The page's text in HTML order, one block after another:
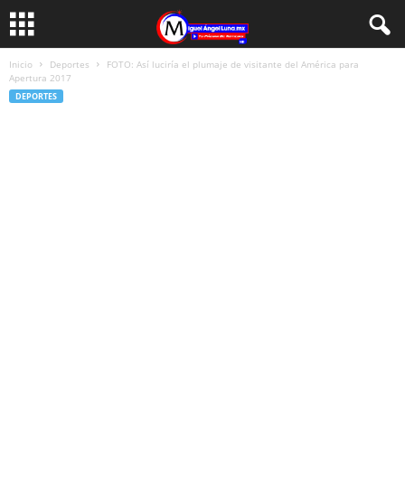
Inicio Deportes
FOTO: Así luciría el plumaje de visitante del América para
Apertura 2017
DEPORTES